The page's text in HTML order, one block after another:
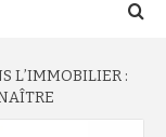
L’IMMOBILIER :